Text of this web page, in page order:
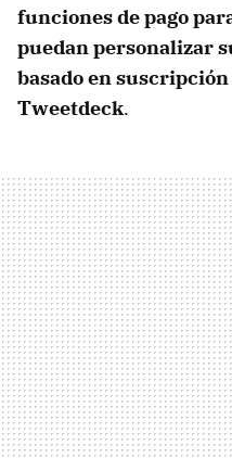
funciones de pago
puedan personalizar
basado en
Tweetdeck.